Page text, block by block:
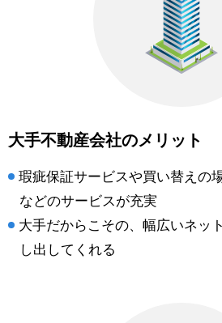
大手不動産会社のメリット
瑕疵保証サービスや買い替えの
などのサービスが充実
大手だからこその、幅広いネッ
し出してくれる